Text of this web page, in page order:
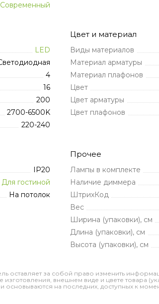
Современный
LED
4
16
200
2700-6500K
220-240
Цвет и материал
Виды материалов
Материал арматуры
Материал плафонов
Цвет
Цвет арматуры
Цвет плафонов
IP20
Для гостиной
На потолок
Прочее
Лампы в комплекте
Наличие диммера
ШтрихКод
Вес
Ширина (упаковки), см
Длина (упаковки), см
Высота (упаковки), см
оставляет за собой право изменить
изготовления, внешнем виде и цвете товара
основываются на последних, доступных к